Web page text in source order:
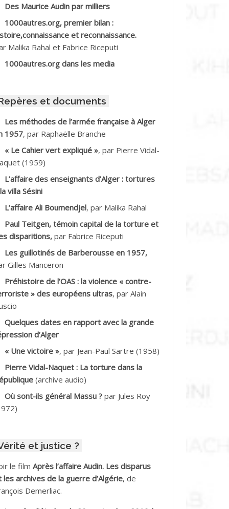
Ahmed dit le Coiffeur
Mohamed
Salah
M.*
Ali
Tahar
Ramdane *
Baghdad*
Boualem*
Rachid
Omar
Vve AIT SAADA
Mohamed Akli
Des Maurice Audin par milliers
1000autres.org, premier bilan :
et reconnaissance.
Malika Rahal et Fabrice Riceputi
1000autres.org dans les media
et documents
Les méthodes de l’armée française à Alger
1957, par Raphaëlle Branche
« Le Cahier vert expliqué », par Pierre Vidal-
(1959)
L’affaire des enseignants d’Alger : tortures
villa Sésini
L’affaire Ali Boumendjel, par Malika Rahal
Paul Teitgen, témoin capital de la torture et
disparitions, par Fabrice Riceputi
Les guillotinés de Barberousse en 1957,
Gilles Manceron
Préhistoire de l’OAS : la violence « contre-
» des européens ultras, par Alain
Quelques dates en rapport avec la grande
d’Alger
« Une victoire », par Jean-Paul Sartre (1958)
Pierre Vidal-Naquet : La torture dans la
(archive audio)
Où sont-ils général Massu ? par Jules Roy
et justice ?
le film Après l’affaire Audin. Les disparus
les archives de la guerre d’Algérie, de
Demerliac.